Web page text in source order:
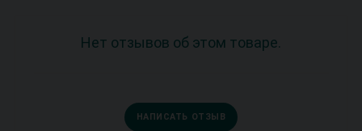
Нет отзывов об этом товаре.
НАПИСАТЬ ОТЗЫВ